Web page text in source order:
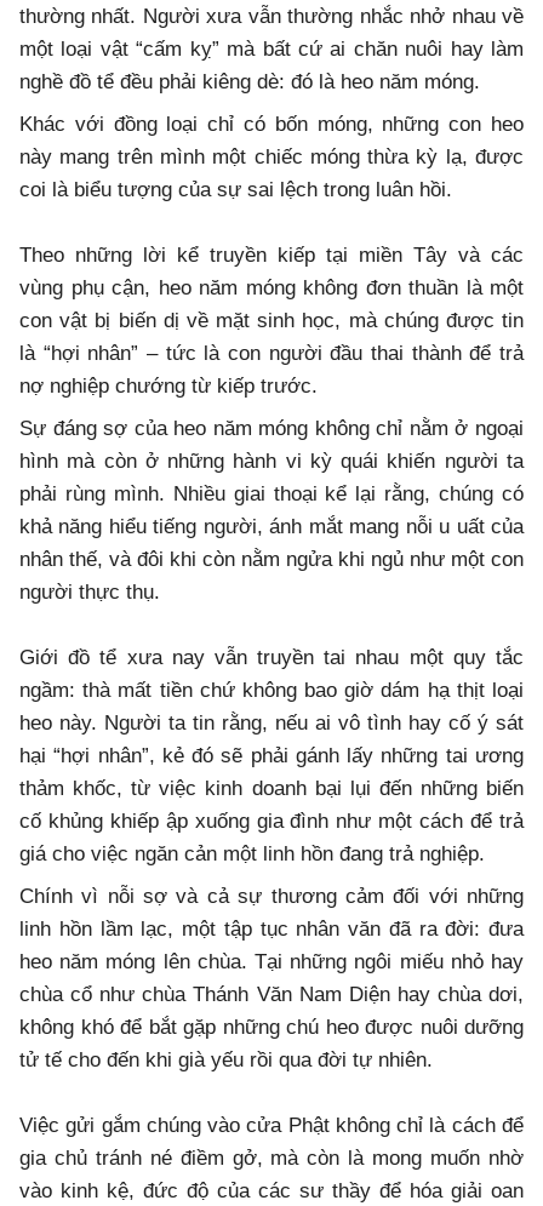
thường nhất. Người xưa vẫn thường nhắc nhở nhau về
một loại vật “cấm kỵ” mà bất cứ ai chăn nuôi hay làm
nghề đồ tể đều phải kiêng dè: đó là heo năm móng.
Khác với đồng loại chỉ có bốn móng, những con heo
này mang trên mình một chiếc móng thừa kỳ lạ, được
coi là biểu tượng của sự sai lệch trong luân hồi.
Theo những lời kể truyền kiếp tại miền Tây và các
vùng phụ cận, heo năm móng không đơn thuần là một
con vật bị biến dị về mặt sinh học, mà chúng được tin
là “hợi nhân” – tức là con người đầu thai thành để trả
nợ nghiệp chướng từ kiếp trước.
Sự đáng sợ của heo năm móng không chỉ nằm ở ngoại
hình mà còn ở những hành vi kỳ quái khiến người ta
phải rùng mình. Nhiều giai thoại kể lại rằng, chúng có
khả năng hiểu tiếng người, ánh mắt mang nỗi u uất của
nhân thế, và đôi khi còn nằm ngửa khi ngủ như một con
người thực thụ.
Giới đồ tể xưa nay vẫn truyền tai nhau một quy tắc
ngầm: thà mất tiền chứ không bao giờ dám hạ thịt loại
heo này. Người ta tin rằng, nếu ai vô tình hay cố ý sát
hại “hợi nhân”, kẻ đó sẽ phải gánh lấy những tai ương
thảm khốc, từ việc kinh doanh bại lụi đến những biến
cố khủng khiếp ập xuống gia đình như một cách để trả
giá cho việc ngăn cản một linh hồn đang trả nghiệp.
Chính vì nỗi sợ và cả sự thương cảm đối với những
linh hồn lầm lạc, một tập tục nhân văn đã ra đời: đưa
heo năm móng lên chùa. Tại những ngôi miếu nhỏ hay
chùa cổ như chùa Thánh Văn Nam Diện hay chùa dơi,
không khó để bắt gặp những chú heo được nuôi dưỡng
tử tế cho đến khi già yếu rồi qua đời tự nhiên.
Việc gửi gắm chúng vào cửa Phật không chỉ là cách để
gia chủ tránh né điềm gở, mà còn là mong muốn nhờ
vào kinh kệ, đức độ của các sư thầy để hóa giải oan